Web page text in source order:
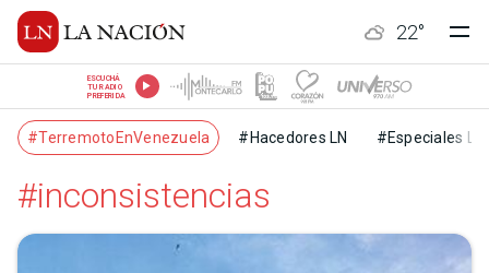
22°
ESCUCHÁ
TU RADIO
PREFERIDA
#TerremotoEnVenezuela #Hacedores LN #Especiales LN
#inconsistencias